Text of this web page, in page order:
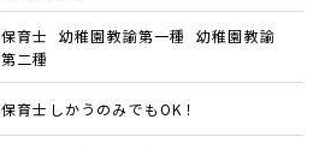
保育士 幼稚園教諭第一種 幼稚園教諭
第二種
保育士しかうのみでもOK！